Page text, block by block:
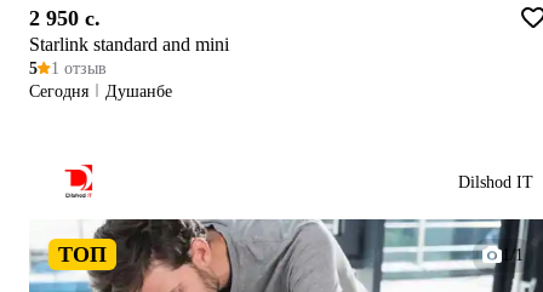
2 950 c.
Starlink standard and mini
5
1 отзыв
Сегодня
Душанбе
Dilshod IT
ТОП 1/1